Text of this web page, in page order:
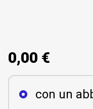
0,00 €
con un